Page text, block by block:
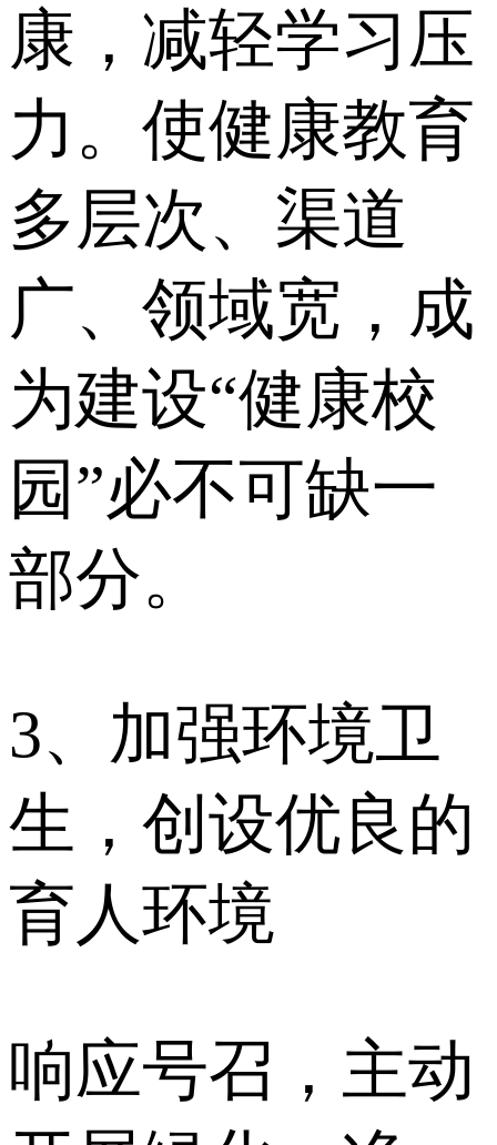
康，减轻学习压
力。使健康教育
多层次、渠道
广、领域宽，成
为建设“健康校
园”必不可缺一
部分。
3、加强环境卫
生，创设优良的
育人环境
响应号召，主动